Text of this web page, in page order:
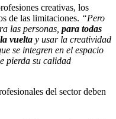
creativas, los
de las limitaciones. “Pero
las personas, para todas
vuelta y usar la creatividad
se integren en el espacio
pierda su calidad
del sector deben